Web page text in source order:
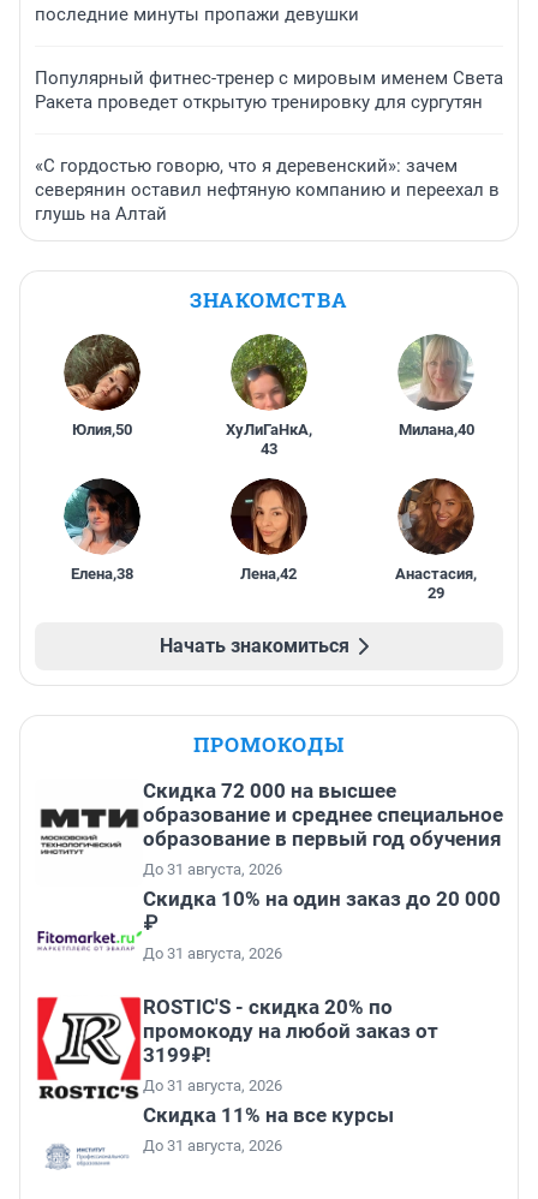
последние минуты пропажи девушки
Популярный фитнес-тренер с мировым именем Света
Ракета проведет открытую тренировку для сургутян
«С гордостью говорю, что я деревенский»: зачем
северянин оставил нефтяную компанию и переехал в
глушь на Алтай
ЗНАКОМСТВА
Юлия,50 ХуЛиГаНкА,
43
Милана,40
Елена,38 Лена,42 Анастасия,
29
Начать знакомиться
ПРОМОКОДЫ
Скидка 72 000 на высшее
образование и среднее специальное
образование в первый год обучения
До 31 августа, 2026
Скидка 10% на один заказ до 20 000
₽
До 31 августа, 2026
ROSTIC'S - скидка 20% по
промокоду на любой заказ от
3199₽!
До 31 августа, 2026
Скидка 11% на все курсы
До 31 августа, 2026